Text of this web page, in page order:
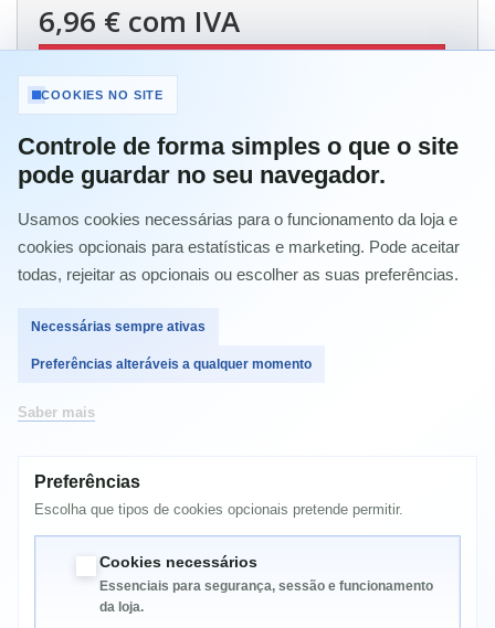
6,96 € com IVA
-20%
8,70 €com IVA
Quantidade
Comprar
Compatível com HP LaserJet Pro M170, M176n, M177fw
COOKIES NO SITE
Controle de forma simples o que o site
pode guardar no seu navegador.
Usamos cookies necessárias para o funcionamento da loja e
cookies opcionais para estatísticas e marketing. Pode aceitar
todas, rejeitar as opcionais ou escolher as suas preferências.
Necessárias sempre ativas
Preferências alteráveis a qualquer momento
Saber mais
Preferências
Escolha que tipos de cookies opcionais pretende permitir.
Cookies necessários
Essenciais para segurança, sessão e funcionamento
da loja.